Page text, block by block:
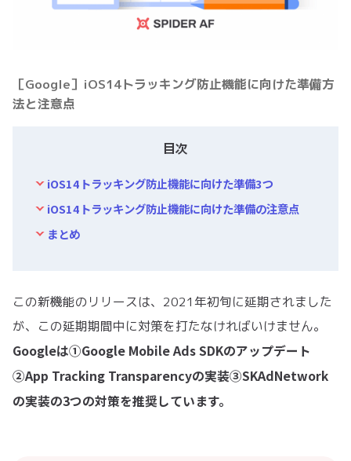
［Google］iOS14トラッキング防止機能に向けた準備方
法と注意点
目次
iOS14トラッキング防止機能に向けた準備3つ
iOS14トラッキング防止機能に向けた準備の注意点
まとめ
この新機能のリリースは、2021年初旬に延期されました
が、この延期期間中に対策を打たなければいけません。
Googleは①Google Mobile Ads SDKのアップデート
②App Tracking Transparencyの実装③SKAdNetwork
の実装の3つの対策を推奨しています。